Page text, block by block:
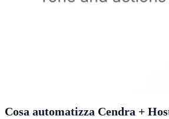
Cosa automatizza Cendra +